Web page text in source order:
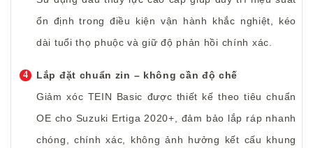
ổn định trong điều kiện vận hành khắc nghiệt, kéo
dài tuổi thọ phuộc và giữ độ phản hồi chính xác.
Lắp đặt chuẩn zin – không cần độ chế
Giảm xóc TEIN Basic được thiết kế theo tiêu chuẩn
OE cho Suzuki Ertiga 2020+, đảm bảo lắp ráp nhanh
chóng, chính xác, không ảnh hưởng kết cấu khung